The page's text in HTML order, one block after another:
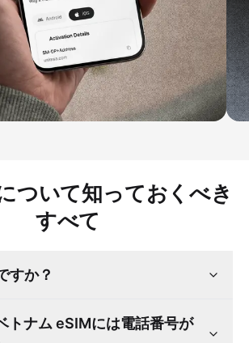
ついて知っておくべき
すべて
すか？
トナム eSIMには電話番号が